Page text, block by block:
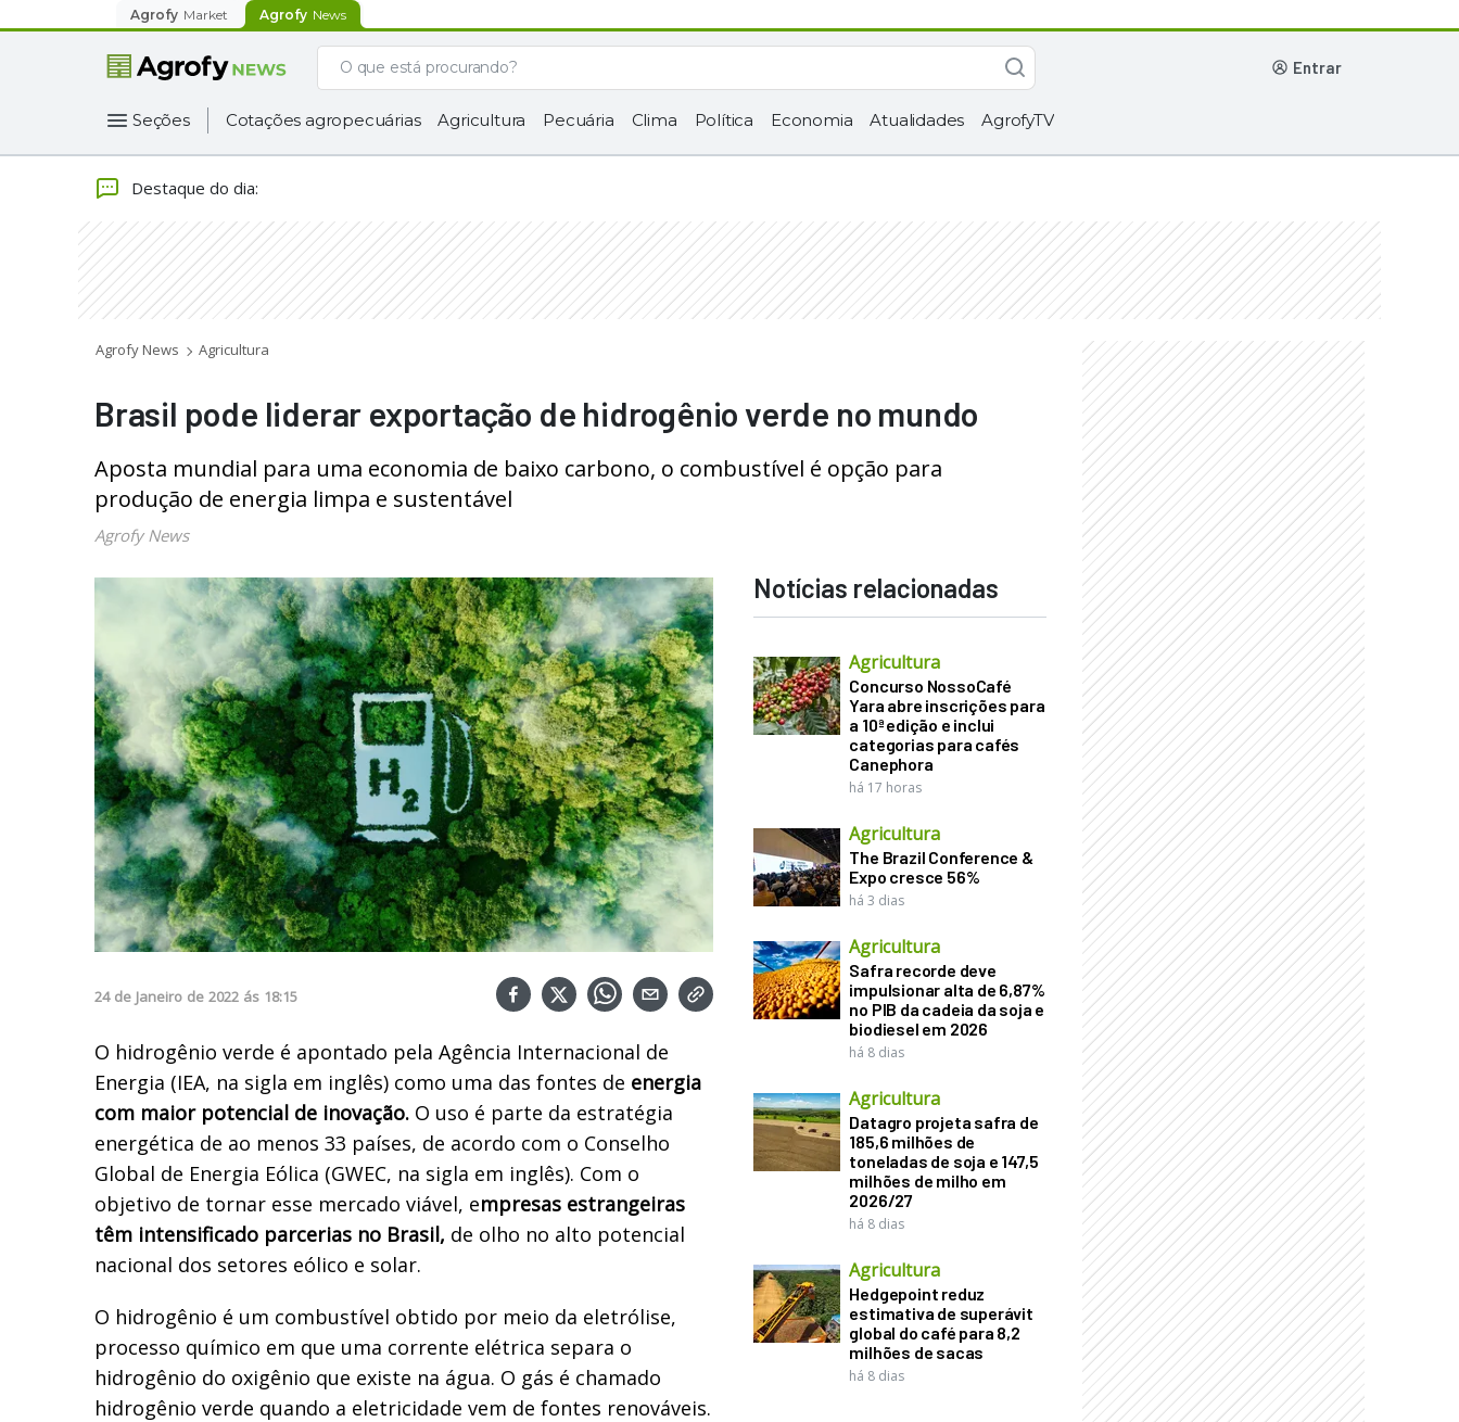
Agrofy Market Agrofy News
entrar
Seções Cotações agropecuárias Agricultura Pecuária Clima Política Economia Atualidades AgrofyTV
Destaque do dia:
Agrofy News Agricultura
Brasil pode liderar exportação de hidrogênio verde no mundo
Aposta mundial para uma economia de baixo carbono, o combustível é opção para
produção de energia limpa e sustentável
Agrofy News
24 de Janeiro de 2022 ás 18:15
O hidrogênio verde é apontado pela Agência Internacional de
Energia (IEA, na sigla em inglês) como uma das fontes de energia
com maior potencial de inovação. O uso é parte da estratégia
energética de ao menos 33 países, de acordo com o Conselho
Global de Energia Eólica (GWEC, na sigla em inglês). Com o
objetivo de tornar esse mercado viável, empresas estrangeiras
têm intensificado parcerias no Brasil, de olho no alto potencial
nacional dos setores eólico e solar.
O hidrogênio é um combustível obtido por meio da eletrólise,
processo químico em que uma corrente elétrica separa o
hidrogênio do oxigênio que existe na água. O gás é chamado
hidrogênio verde quando a eletricidade vem de fontes renováveis.
Notícias relacionadas
Agricultura
Concurso NossoCafé
Yara abre inscrições para
a 10ª edição e inclui
categorias para cafés
Canephora
há 17 horas
Agricultura
The Brazil Conference &
Expo cresce 56%
há 3 dias
Agricultura
Safra recorde deve
impulsionar alta de 6,87%
no PIB da cadeia da soja e
biodiesel em 2026
há 8 dias
Agricultura
Datagro projeta safra de
185,6 milhões de
toneladas de soja e 147,5
milhões de milho em
2026/27
há 8 dias
Agricultura
Hedgepoint reduz
estimativa de superávit
global do café para 8,2
milhões de sacas
há 8 dias